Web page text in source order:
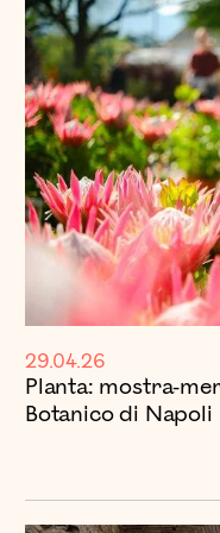
29.04.26
Planta: mostra-
Botanico di Napoli